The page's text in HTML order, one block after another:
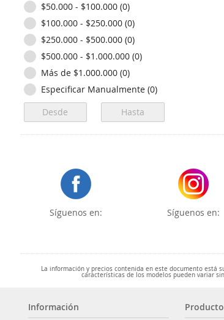
$50.000 - $100.000 (0)
$100.000 - $250.000 (0)
$250.000 - $500.000 (0)
$500.000 - $1.000.000 (0)
Más de $1.000.000 (0)
Especificar Manualmente (0)
Síguenos en: Síguenos en:
La información y precios contenida en este documento está
características de los modelos pueden variar
Información